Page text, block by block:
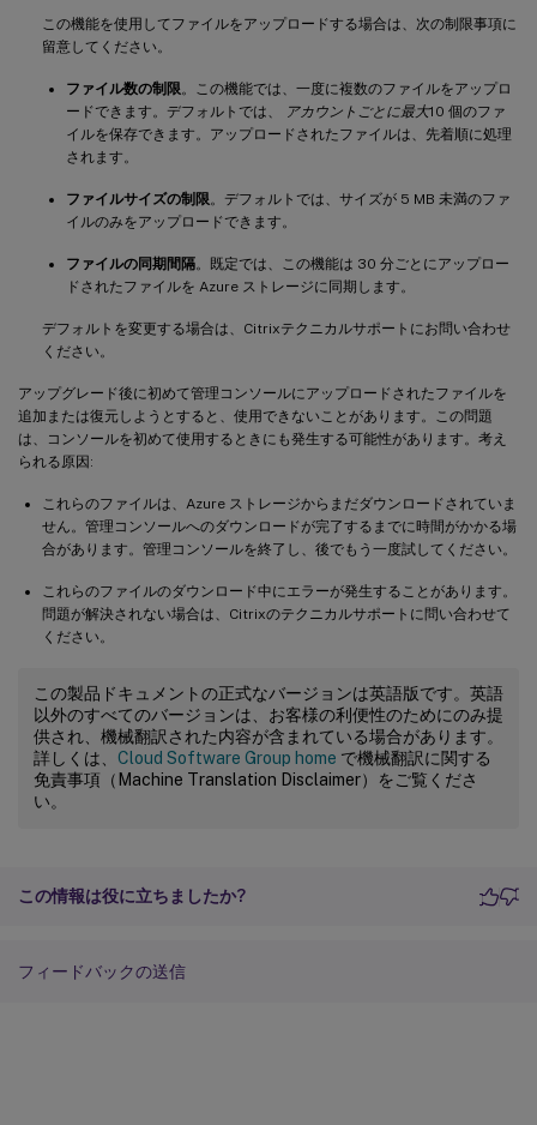
この機能を使用してファイルをアップロードする場合は、次の制限事項に
留意してください。
ファイル数の制限。この機能では、一度に複数のファイルをアップロ
ードできます。デフォルトでは、
アカウントごとに最大10 個のファ
イルを保存できます。アップロードされたファイルは、先着順に処理
されます。
ファイルサイズの制限。デフォルトでは、サイズが 5 MB 未満のファ
イルのみをアップロードできます。
ファイルの同期間隔。既定では、この機能は 30 分ごとにアップロー
ドされたファイルを Azure ストレージに同期します。
デフォルトを変更する場合は、Citrixテクニカルサポートにお問い合わせ
ください。
アップグレード後に初めて管理コンソールにアップロードされたファイルを
追加または復元しようとすると、使用できないことがあります。この問題
は、コンソールを初めて使用するときにも発生する可能性があります。考え
られる原因:
これらのファイルは、Azure ストレージからまだダウンロードされていま
せん。管理コンソールへのダウンロードが完了するまでに時間がかかる場
合があります。管理コンソールを終了し、後でもう一度試してください。
これらのファイルのダウンロード中にエラーが発生することがあります。
問題が解決されない場合は、Citrixのテクニカルサポートに問い合わせて
ください。
この製品ドキュメントの正式なバージョンは英語版です。英語
以外のすべてのバージョンは、お客様の利便性のためにのみ提
供され、機械翻訳された内容が含まれている場合があります。
詳しくは、 Cloud Software Group home で機械翻訳に関する
免責事項（Machine Translation Disclaimer）をご覧くださ
い。
この情報は役に立ちましたか?
フィードバックの送信